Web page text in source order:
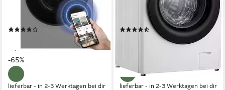
1400 U/min
Schleuderdrehzahl
Produktdatenblatt
1.129,00 €
19,82 €mtl. in 24 Raten
-65%
lieferbar - in 2-3 Werktagen bei dir
1400 U/min
Schleuderdrehzahl
Produktdatenblatt
(64)
UVP1.049,00 €
lieferbar - in 2-3 Werktagen bei dir